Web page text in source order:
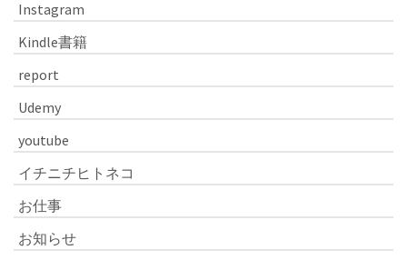
Instagram
Kindle書籍
report
Udemy
youtube
イチニチヒトネコ
お仕事
お知らせ